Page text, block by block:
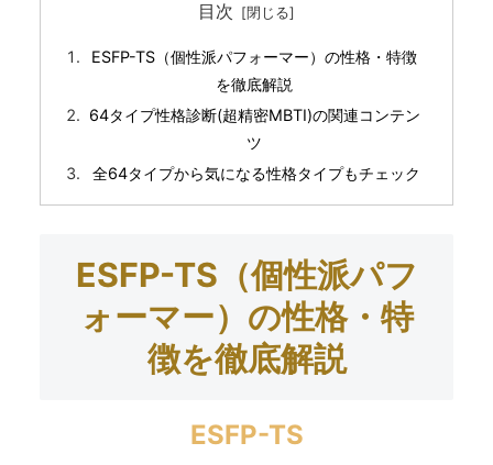
目次
ESFP-TS（個性派パフォーマー）の性格・特徴
を徹底解説
64タイプ性格診断(超精密MBTI)の関連コンテン
ツ
全64タイプから気になる性格タイプもチェック
ESFP-TS（個性派パフ
ォーマー）の性格・特
徴を徹底解説
ESFP-TS